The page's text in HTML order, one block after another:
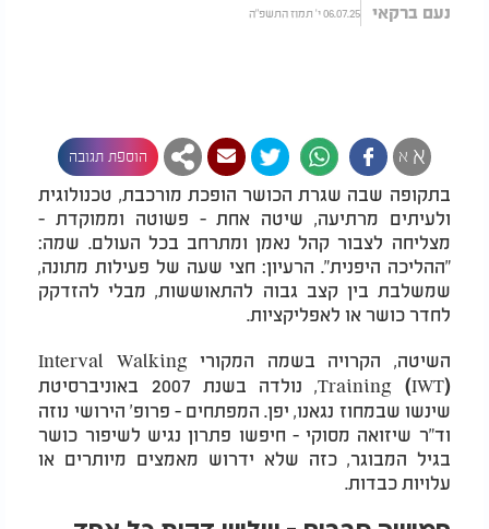
נעם ברקאי 06.07.25 י' תמוז התשפ"ה
א א הוספת תגובה
בתקופה שבה שגרת הכושר הופכת מורכבת, טכנולוגית
ולעיתים מרתיעה, שיטה אחת - פשוטה וממוקדת -
מצליחה לצבור קהל נאמן ומתרחב בכל העולם. שמה:
"ההליכה היפנית". הרעיון: חצי שעה של פעילות מתונה,
שמשלבת בין קצב גבוה להתאוששות, מבלי להזדקק
לחדר כושר או לאפליקציות.
השיטה, הקרויה בשמה המקורי
Interval Walking
Training (IWT)
, נולדה בשנת 2007 באוניברסיטת
שינשו שבמחוז נגאנו, יפן. המפתחים - פרופ' הירושי נוזה
וד"ר שיזואה מסוקי - חיפשו פתרון נגיש לשיפור כושר
בגיל המבוגר, כזה שלא ידרוש מאמצים מיותרים או
עלויות כבדות.